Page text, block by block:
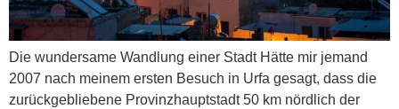
Die wundersame Wandlung einer Stadt Hätte mir jemand
2007 nach meinem ersten Besuch in Urfa gesagt, dass die
zurückgebliebene Provinzhauptstadt 50 km nördlich der